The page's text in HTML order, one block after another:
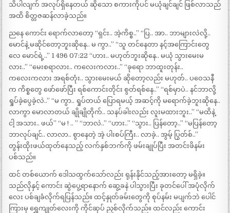
သိပါလျက် အလုပ်ရှိနေတယ် ဆိုသော စကားကိုပင် မယုံချင်ချင် ဖြစ်လာသည်
အထိ စိတ္တဇဆန်လာခဲ့သည်။
ညနေ ကောင်း ရောက်လာတော့ “ရှင်း.. အဲ့ကိစ္စ..” “ပြ.. အာ.. ဘာများလဲလို့..
မောင်နဲ့ မဆိုင်တော့ဘူးဆိုနေ.. မ ကွာ..” “သူ တင်နေတာ နင့်အကြောင်းတွေ
လေ မောင်ရဲ့..” 1 496 07:22 “ဟား.. မဟုတ်ဘူးဆိုနေ.. မယုံ သွားမေးမ
လား..” “မေးစရာလား.. ကလေးကလား..” “ခုရော ဘာထူးတုန်း..
ကလေးကလား အရစ်တုံး.. သွားမေးမယ် ဆိုတော့လည်း မဟုတ်.. ပဝေသနီ
က ကိစ္စတွေ ဖော်ဖော်ပြီး ရစ်ကောင်းတိုင်း စွတ်ရစ်နေ..” “ရစ်မှာပဲ.. နင်ဘာလို့
ရှုပ်ခဲ့ပွေခဲ့လဲ..” “မ ကွာ.. ရှုပ်တယ် ပြောရမယ့် အဆင့်ကို မရောက်ခဲ့ဘူးဆိုနေ..
လာကွာ မောလာတယ် ချိုချိုတိုက်.. သနပ်ခါးလည်း လူးမထားဘူး..” “မထိနဲ့
ငါ့ အသား.. ဖယ်” “မ ! .. ” “ဘာလဲ..” “ဟား..” “သွား.. ပြန်တော့..” “မပြန်တော့
ဘာလုပ်ချင်.. လာလာ.. စွာနေတဲ့ အဲ့ ပါးစပ်ကြီး.. လာခဲ့.. အွမ့် ပြွတ်စ်..”
တွန်းထိုးဖယ်ထုတ်နေသည့် လက်နှစ်ဘက်ကို ဖမ်းချုပ်ပြီး အတင်းဖိနမ်း
ပစ်သည်။
ထင် တစ်ယောက် ဒေါသထွက်သော်လည်း ရုန်းနိုင်သည့်အားတော့ မရှိခဲ့။
သည်လိုနှင့် ကောင်း ဆွဲပွေ့ရာနောက် ဆွေ့ခနဲ ပါသွားပြီး ခုတင်ပေါ် အပုံလိုက်
လေး ပစ်ချခံလိုက်ရပြန်သည်။ ထင့်နှုတ်ခမ်းတွေကို စုပ်နမ်း မပျက်ဘဲ ပေါင်
ကြားမှ ရွှေကျုတ်လေးကို ကိုင်ဆုပ် ညှစ်လိုက်သည်။ ထင်လည်း ကောင်း